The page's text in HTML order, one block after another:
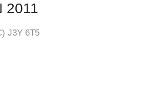
2011
J3Y 6T5